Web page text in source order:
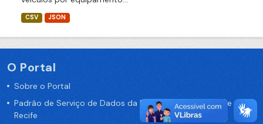
CSV JSON
O Portal
Sobre o Portal
Padrão de Serviço de Dados da Prefeitura da Cidade de
Recife